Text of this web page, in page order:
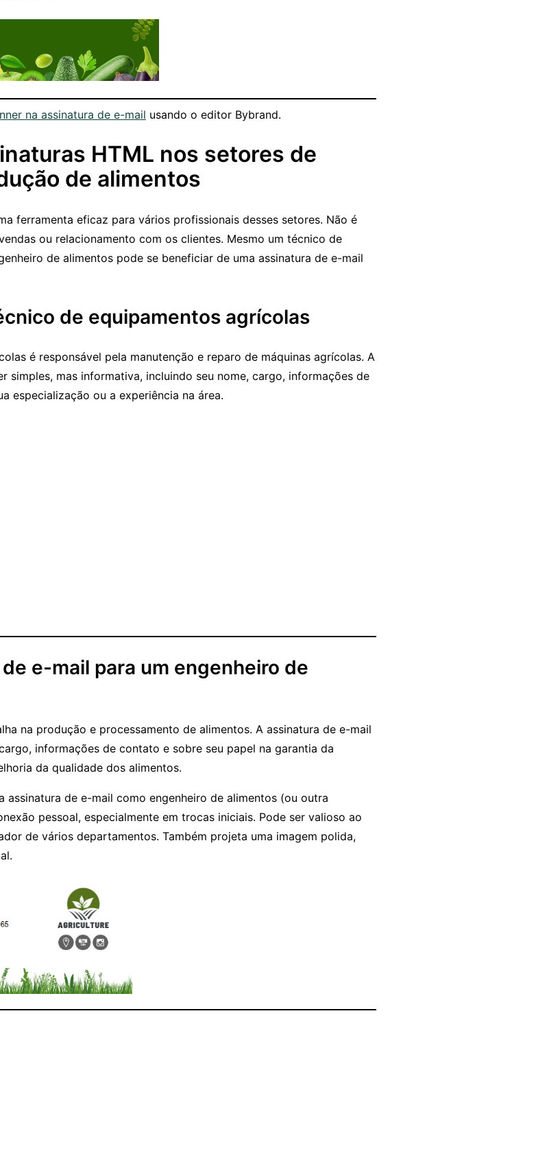
na assinatura de e-mail usando o editor Bybrand.
HTML nos setores de
de alimentos
ferramenta eficaz para vários profissionais desses setores. Não é
ou relacionamento com os clientes. Mesmo um técnico de
de alimentos pode se beneficiar de uma assinatura de e-mail
de equipamentos agrícolas
é responsável pela manutenção e reparo de máquinas agrícolas. A
simples, mas informativa, incluindo seu nome, cargo, informações de
especialização ou a experiência na área.
e-mail para um engenheiro de
na produção e processamento de alimentos. A assinatura de e-mail
informações de contato e sobre seu papel na garantia da
da qualidade dos alimentos.
assinatura de e-mail como engenheiro de alimentos (ou outra
pessoal, especialmente em trocas iniciais. Pode ser valioso ao
de vários departamentos. Também projeta uma imagem polida,